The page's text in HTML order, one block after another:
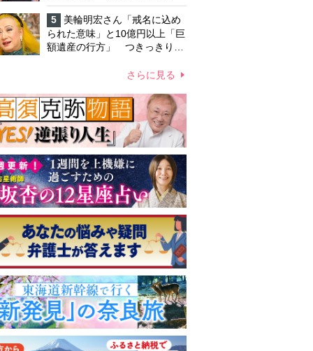
たファンが、夢と希望を与える
心遣いに「うれしくて号泣しま
した」
5
美輪明宏さん「戒名に込め
られた意味」と10億円以上「巨
額遺産の行方」 つきっきりで
さらに見る